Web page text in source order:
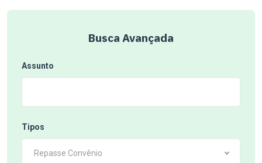
Busca Avançada
Assunto
Tipos
Repasse Convênio